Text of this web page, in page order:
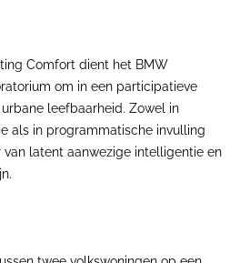
Comfort dient het BMW
om in een participatieve
leefbaarheid. Zowel in
als in programmatische invulling
latent aanwezige intelligentie en